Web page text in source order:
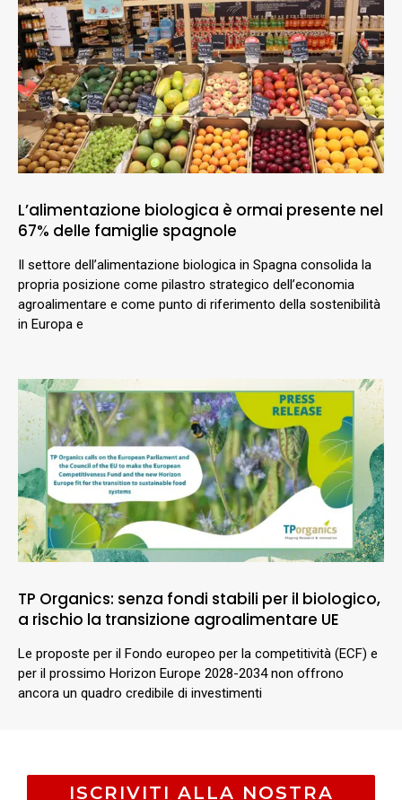
L’alimentazione biologica è ormai presente nel
67% delle famiglie spagnole
Il settore dell’alimentazione biologica in Spagna consolida la
propria posizione come pilastro strategico dell’economia
agroalimentare e come punto di riferimento della sostenibilità
in Europa e
TP Organics: senza fondi stabili per il biologico,
a rischio la transizione agroalimentare UE
Le proposte per il Fondo europeo per la competitività (ECF) e
per il prossimo Horizon Europe 2028-2034 non offrono
ancora un quadro credibile di investimenti
ISCRIVITI ALLA NOSTRA